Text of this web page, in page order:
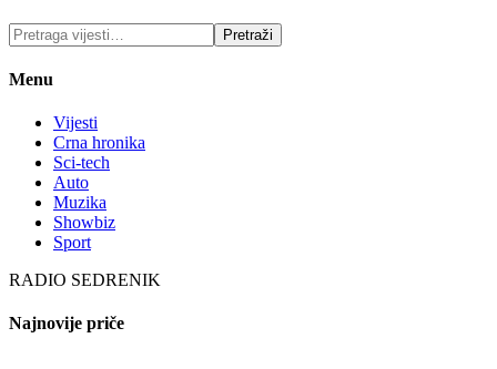
Menu
Vijesti
Crna hronika
Sci-tech
Auto
Muzika
Showbiz
Sport
RADIO SEDRENIK
Najnovije priče